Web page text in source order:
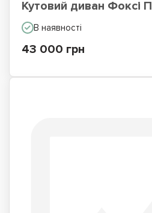
Кутовий диван Фоксі П
В наявності
43 000 грн